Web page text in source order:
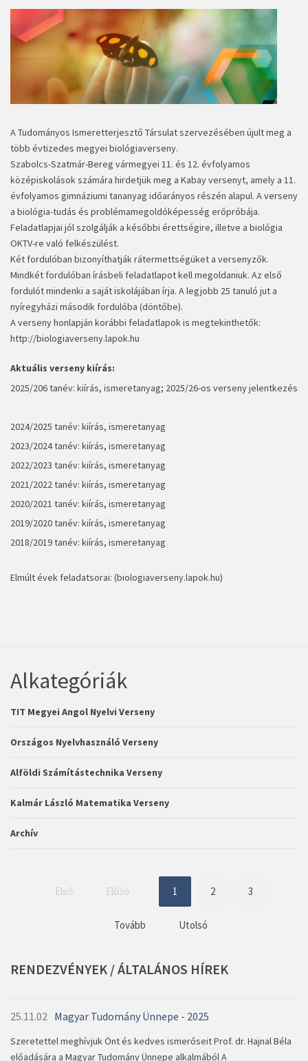
A Tudományos Ismeretterjesztő Társulat szervezésében újult meg a
több évtizedes megyei biológiaverseny.
Szabolcs-Szatmár-Bereg vármegyei 11. és 12. évfolyamos
középiskolások számára hirdetjük meg a Kabay versenyt, amely a 11.
évfolyamos gimnáziumi tananyag időarányos részén alapul. A verseny
a biológia-tudás és problémamegoldóképesség erőpróbája.
Feladatlapjai jól szolgálják a későbbi érettségire, illetve a biológia
OKTV-re való felkészülést.
Két fordulóban bizonyíthatják rátermettségüket a versenyzők.
Mindkét fordulóban írásbeli feladatlapot kell megoldaniuk. Az első
fordulót mindenki a saját iskolájában írja. A legjobb 25 tanuló jut a
nyíregyházi második fordulóba (döntőbe).
A verseny honlapján korábbi feladatlapok is megtekinthetők:
http://biologiaverseny.lapok.hu
Aktuális verseny kiírás:
2025/206 tanév: kiírás, ismeretanyag; 2025/26-os verseny jelentkezés
2024/2025 tanév: kiírás, ismeretanyag
2023/2024 tanév: kiírás, ismeretanyag
2022/2023 tanév: kiírás, ismeretanyag
2021/2022 tanév: kiírás, ismeretanyag
2020/2021 tanév: kiírás, ismeretanyag
2019/2020 tanév: kiírás, ismeretanyag
2018/2019 tanév: kiírás, ismeretanyag
Elmúlt évek feladatsorai: (biologiaverseny.lapok.hu)
Alkategóriák
TIT Megyei Angol Nyelvi Verseny
Országos Nyelvhasználó Verseny
Alföldi Számítástechnika Verseny
Kalmár László Matematika Verseny
Archív
Első Előző 1 2 3
Tovább Utolsó
RENDEZVÉNYEK /ÁLTALÁNOS HÍREK
25.11.02 Magyar Tudomány Ünnepe - 2025
Szeretettel meghívjuk Önt és kedves ismerőseit Prof. dr. Hajnal Béla
előadására a Magyar Tudomány Ünnepe alkalmából A